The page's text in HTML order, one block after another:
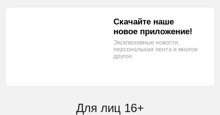
Для лиц 16+
Скачайте наше
новое приложение!
Эксклюзивные новости,
персональная лента и многое
другое.